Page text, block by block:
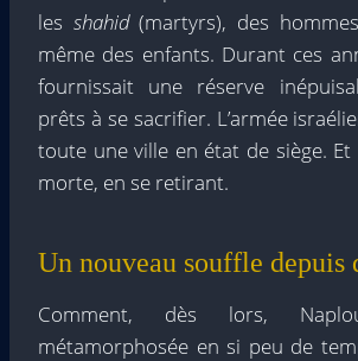
les shahid(martyrs), des
même des enfants. Durant ces
fournissait une réserve
prêts à se sacrifier. L’armée
toute une ville en état de siège. Et
morte, en se retirant.
Un nouveau souffle depuis
Comment, dès lors,
métamorphosée en si peu de